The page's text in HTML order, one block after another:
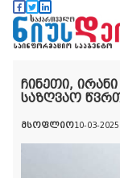
ჩინეთი,
საზღვაო
მსოფლიო10-03-